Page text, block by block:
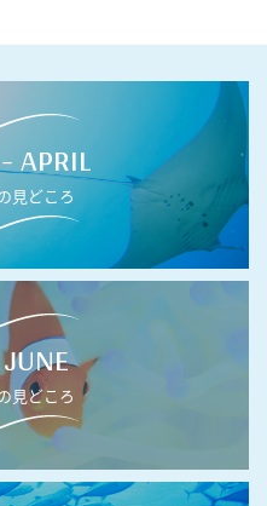
APRIL
見どころ
見どころ